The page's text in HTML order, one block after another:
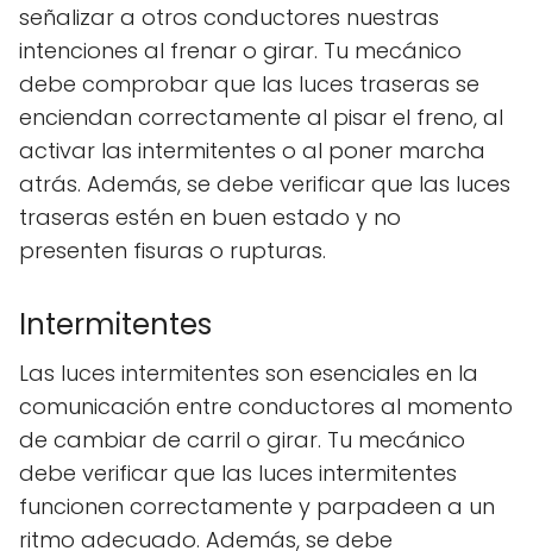
señalizar a otros conductores nuestras
intenciones al frenar o girar. Tu mecánico
debe comprobar que las luces traseras se
enciendan correctamente al pisar el freno, al
activar las intermitentes o al poner marcha
atrás. Además, se debe verificar que las luces
traseras estén en buen estado y no
presenten fisuras o rupturas.
Intermitentes
Las luces intermitentes son esenciales en la
comunicación entre conductores al momento
de cambiar de carril o girar. Tu mecánico
debe verificar que las luces intermitentes
funcionen correctamente y parpadeen a un
ritmo adecuado. Además, se debe